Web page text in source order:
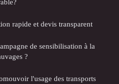
rapide et devis transparent
de sensibilisation à la
?
l'usage des transports